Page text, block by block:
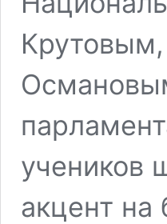
учеников
акцент на